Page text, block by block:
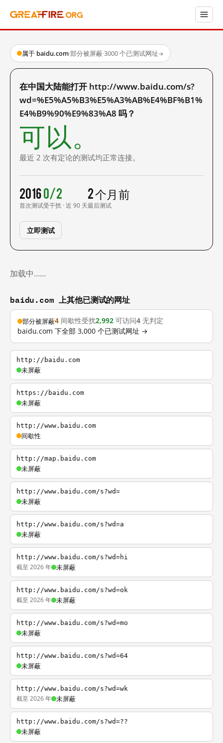
属于 baidu.com·部分被屏蔽·3000 个已测试网址→
在中国大陆能打开 http://www.baidu.com/s?
wd=%E5%A5%B3%E5%A3%AB%E4%BF%B1%
E4%B9%90%E9%83%A8 吗？
可以。
最近 2 次有定论的测试均正常连接。
2016
首次测试
0/2
受干扰 · 近 90 天
2 个月前
最后测试
立即测试
加载中……
baidu.com 上其他已测试的网址
部分被屏蔽4 间歇性受扰2,992 可访问4 无判定
baidu.com 下全部 3,000 个已测试网址 →
http://baidu.com
未屏蔽
https://baidu.com
未屏蔽
http://www.baidu.com
间歇性
http://map.baidu.com
未屏蔽
http://www.baidu.com/s?wd=
未屏蔽
http://www.baidu.com/s?wd=a
未屏蔽
http://www.baidu.com/s?wd=hi
截至 2026 年 未屏蔽
http://www.baidu.com/s?wd=ok
截至 2026 年 未屏蔽
http://www.baidu.com/s?wd=mo
未屏蔽
http://www.baidu.com/s?wd=64
未屏蔽
http://www.baidu.com/s?wd=wk
截至 2026 年 未屏蔽
http://www.baidu.com/s?wd=??
未屏蔽